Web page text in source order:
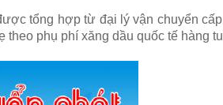
tổng hợp từ đại lý vận chuyển
theo phụ phí xăng dầu quốc tế hàng